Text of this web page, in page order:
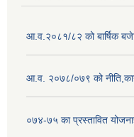
आ.व.२०८१/८२ को बार्षिक
आ.व. २०७८/०७९ को
०७४-७५ का प्रस्तावित